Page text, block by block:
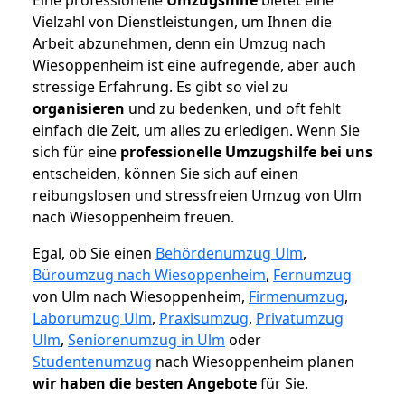
Vielzahl von Dienstleistungen, um Ihnen die
Arbeit abzunehmen, denn ein Umzug nach
Wiesoppenheim ist eine aufregende, aber auch
stressige Erfahrung. Es gibt so viel zu
organisieren und zu bedenken, und oft fehlt
einfach die Zeit, um alles zu erledigen. Wenn Sie
sich für eine professionelle Umzugshilfe bei uns
entscheiden, können Sie sich auf einen
reibungslosen und stressfreien Umzug von Ulm
nach Wiesoppenheim freuen.
Egal, ob Sie einen Behördenumzug Ulm,
Büroumzug nach Wiesoppenheim, Fernumzug
von Ulm nach Wiesoppenheim, Firmenumzug,
Laborumzug Ulm, Praxisumzug, Privatumzug
Ulm, Seniorenumzug in Ulm oder
Studentenumzug nach Wiesoppenheim planen
wir haben die besten Angebotefür Sie.